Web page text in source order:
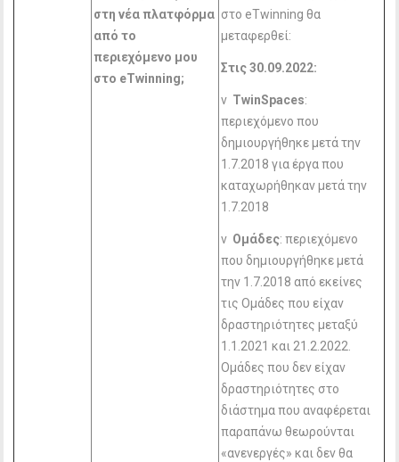
στη νέα πλατφόρμα
από το
περιεχόμενο μου
στο eTwinning;
στο eTwinning θα
μεταφερθεί:
Στις 30.09.2022:
v TwinSpaces:
περιεχόμενο που
δημιουργήθηκε μετά την
1.7.2018 για έργα που
καταχωρήθηκαν μετά την
1.7.2018
v Ομάδες: περιεχόμενο
που δημιουργήθηκε μετά
την 1.7.2018 από εκείνες
τις Ομάδες που είχαν
δραστηριότητες μεταξύ
1.1.2021 και 21.2.2022.
Ομάδες που δεν είχαν
δραστηριότητες στο
διάστημα που αναφέρεται
παραπάνω θεωρούνται
«ανενεργές» και δεν θα